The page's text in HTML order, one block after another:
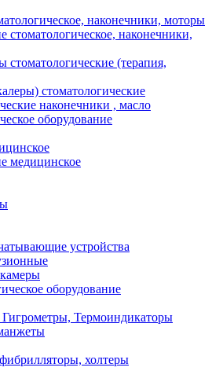
наконечники, моторы
стоматологическое, наконечники,
(терапия,
стоматологические
наконечники , масло
оборудование
медицинское
устройства
оборудование
Термоиндикаторы
холтеры